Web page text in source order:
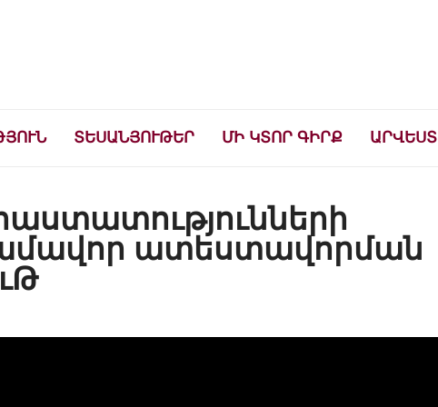
ՏԵՍԱՆՅՈՒԹԵՐ ՄԻ ԿՏՈՐ ԳԻՐՔ ԱՐՎԵՍՏ
ատեստավորման